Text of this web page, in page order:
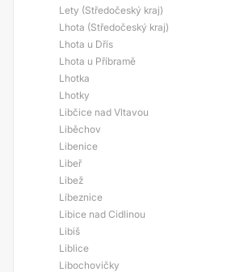
Lety (Středočeský kraj)
Lhota (Středočeský kraj)
Lhota u Dřís
Lhota u Příbramě
Lhotka
Lhotky
Libčice nad Vltavou
Liběchov
Libenice
Libeř
Libež
Líbeznice
Libice nad Cidlinou
Libiš
Liblice
Libochovičky